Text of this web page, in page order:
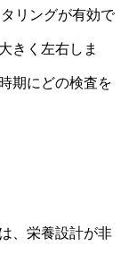
リングが有効で
きく左右しま
期にどの検査を
、栄養設計が非